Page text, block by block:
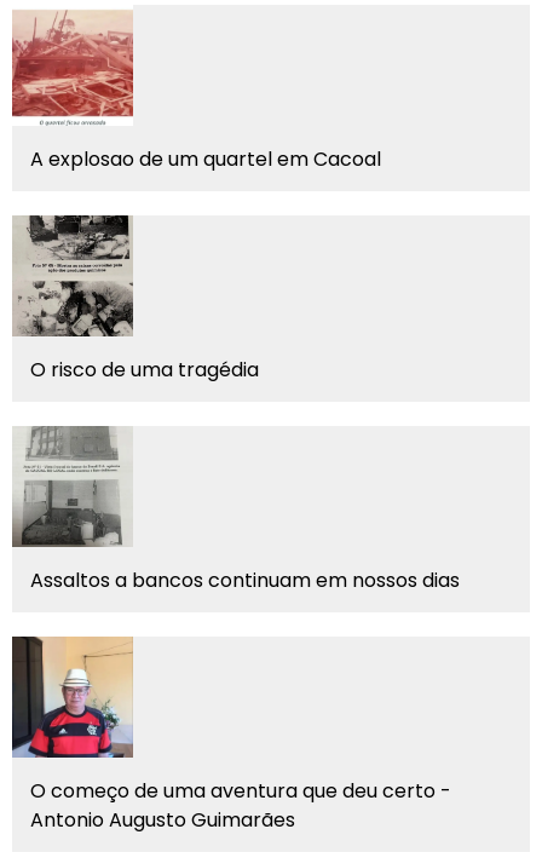
A explosao de um quartel em Cacoal
O risco de uma tragédia
Assaltos a bancos continuam em nossos dias
O começo de uma aventura que deu certo -
Antonio Augusto Guimarães